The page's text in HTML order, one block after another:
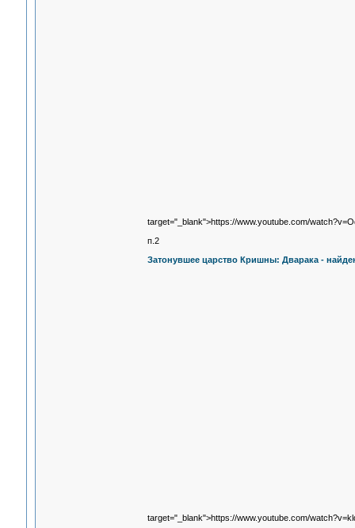
target="_blank">https://www.youtube.com/
п.2
Затонувшее царство Кришны: Дварака -
target="_blank">https://www.youtube.com/